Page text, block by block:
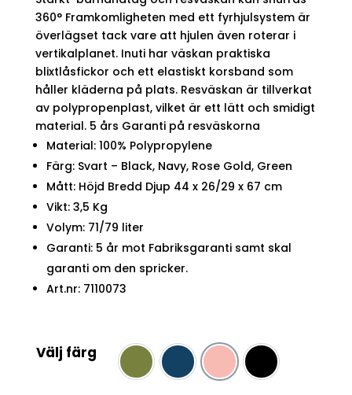
360° Framkomligheten med ett fyrhjulsystem är
överlägset tack vare att hjulen även roterar i
vertikalplanet. Inuti har väskan praktiska
blixtlåsfickor och ett elastiskt korsband som
håller kläderna på plats. Resväskan är tillverkat
av polypropenplast, vilket är ett lätt och smidigt
material. 5 års Garanti på resväskorna
Material: 100% Polypropylene
Färg: Svart – Black, Navy, Rose Gold, Green
Mått: Höjd Bredd Djup 44 x 26/29 x 67 cm
Vikt: 3,5 Kg
Volym: 71/79 liter
Garanti: 5 år mot Fabriksgaranti samt skal
garanti om den spricker.
Art.nr: 7110073
Välj färg
green Navy rose Svart